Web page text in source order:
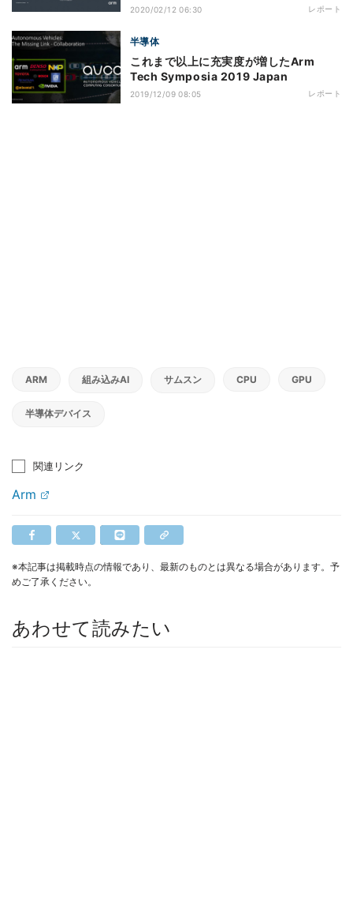
2020/02/12 06:30 レポート
半導体
これまで以上に充実度が増したArm
Tech Symposia 2019 Japan
2019/12/09 08:05 レポート
ARM 組み込みAI サムスン CPU GPU
半導体デバイス
関連リンク
Arm
※本記事は掲載時点の情報であり、最新のものとは異なる場合があります。予
めご了承ください。
あわせて読みたい